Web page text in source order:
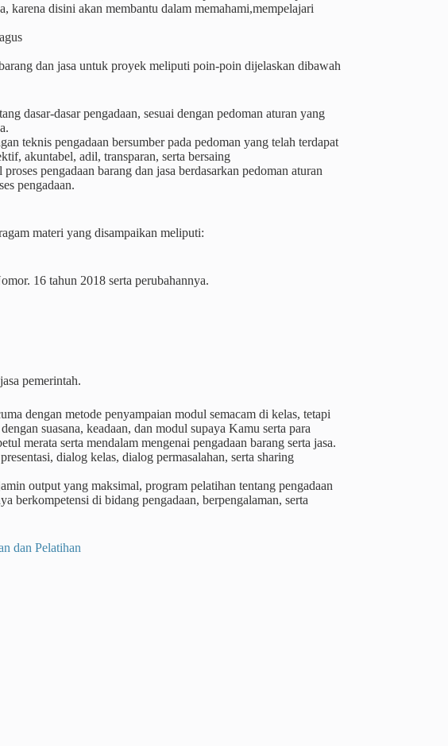
karena disini akan membantu dalam memahami,mempelajari
dan jasa untuk proyek meliputi poin-poin dijelaskan dibawah
dasar-dasar pengadaan, sesuai dengan pedoman aturan yang
teknis pengadaan bersumber pada pedoman yang telah terdapat
akuntabel, adil, transparan, serta bersaing
pengadaan barang dan jasa berdasarkan pedoman aturan
pengadaan.
materi yang disampaikan meliputi:
16 tahun 2018 serta perubahannya.
pemerintah.
dengan metode penyampaian modul semacam di kelas, tetapi
suasana, keadaan, dan modul supaya Kamu serta para
merata serta mendalam mengenai pengadaan barang serta jasa.
dialog kelas, dialog permasalahan, serta sharing
output yang maksimal, program pelatihan tentang pengadaan
berkompetensi di bidang pengadaan, berpengalaman, serta
dan Pelatihan